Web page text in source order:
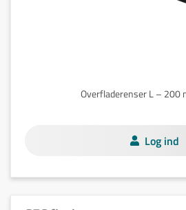
Overfladerenser L – 200
Log ind